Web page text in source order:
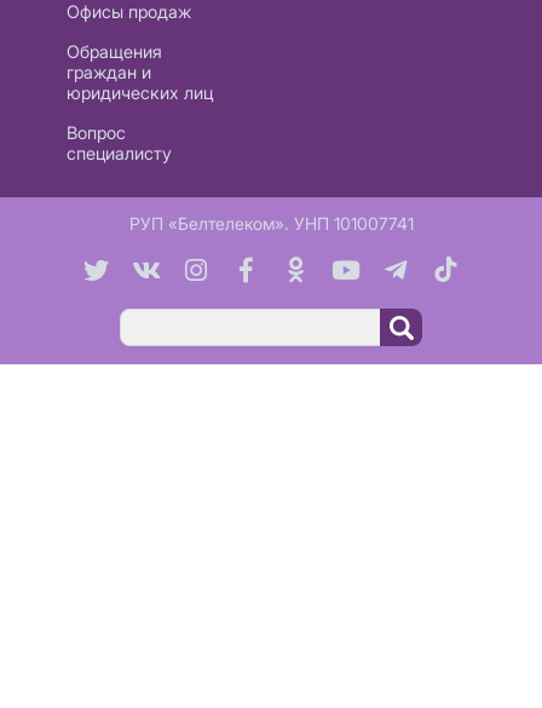
Офисы продаж
Обращения
граждан и
юридических лиц
Вопрос
специалисту
РУП «Белтелеком». УНП 101007741
Поиск